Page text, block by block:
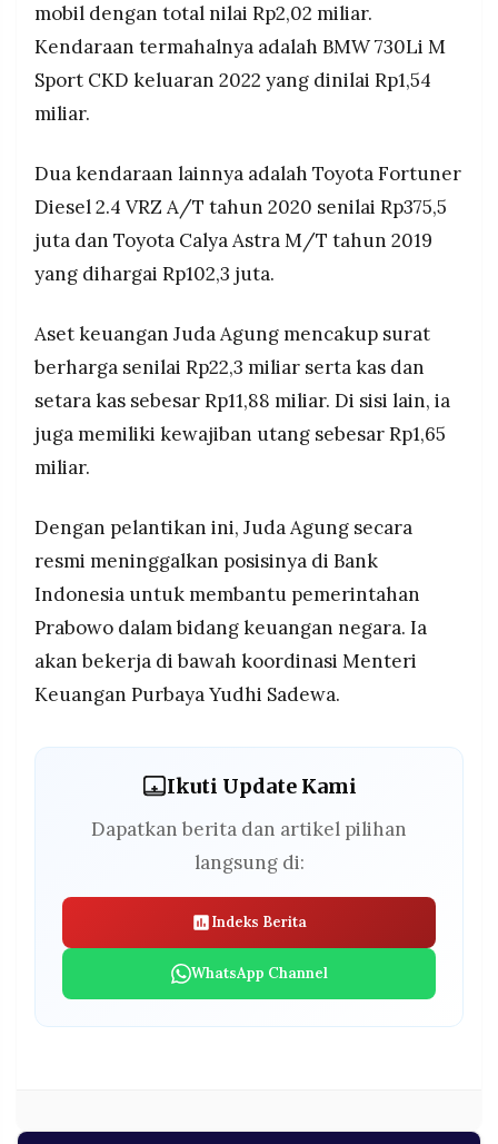
mobil dengan total nilai Rp2,02 miliar.
Kendaraan termahalnya adalah BMW 730Li M
Sport CKD keluaran 2022 yang dinilai Rp1,54
miliar.
Dua kendaraan lainnya adalah Toyota Fortuner
Diesel 2.4 VRZ A/T tahun 2020 senilai Rp375,5
juta dan Toyota Calya Astra M/T tahun 2019
yang dihargai Rp102,3 juta.
Aset keuangan Juda Agung mencakup surat
berharga senilai Rp22,3 miliar serta kas dan
setara kas sebesar Rp11,88 miliar. Di sisi lain, ia
juga memiliki kewajiban utang sebesar Rp1,65
miliar.
Dengan pelantikan ini, Juda Agung secara
resmi meninggalkan posisinya di Bank
Indonesia untuk membantu pemerintahan
Prabowo dalam bidang keuangan negara. Ia
akan bekerja di bawah koordinasi Menteri
Keuangan Purbaya Yudhi Sadewa.
Ikuti Update Kami
Dapatkan berita dan artikel pilihan
langsung di:
Indeks Berita
WhatsApp Channel